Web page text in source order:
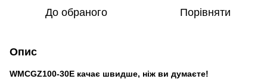
До обраного Порівняти
Опис
WMCGZ100-30E качає швидше, ніж ви думаєте!